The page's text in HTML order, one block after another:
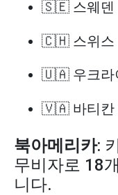
🇸🇪 스웨덴
🇨🇭 스위스
🇺🇦 우크라
🇻🇦 바티칸
북아메리카:
무비자로 18
니다.